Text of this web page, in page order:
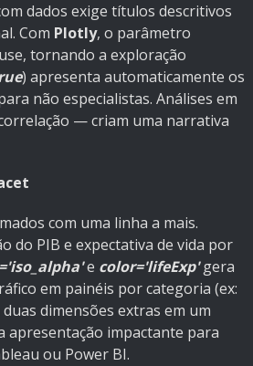
dados exige títulos descritivos
Com Plotly, o parâmetro
tornando a exploração
) apresenta automaticamente os
não especialistas. Análises em
— criam uma narrativa
com uma linha a mais.
do PIB e expectativa de vida por
e color='lifeExp'gera
em painéis por categoria (ex:
dimensões extras em um
apresentação impactante para
ou Power BI.